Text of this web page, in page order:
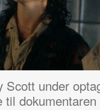
Scott under